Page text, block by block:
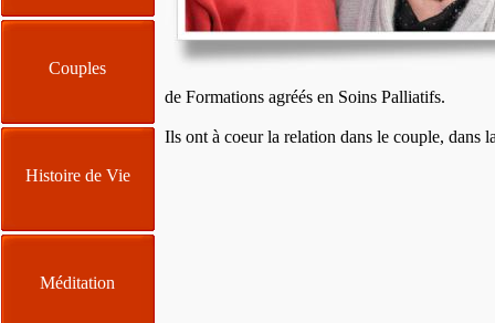
Couples
Histoire de Vie
Méditation
de Formations agréés en Soins Palliatifs.
Ils ont à coeur la relation dans le couple, dans